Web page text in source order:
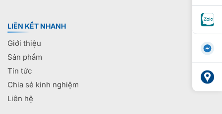
LIÊN KẾT NHANH
Giới thiệu
Sản phẩm
Tin tức
Chia sẻ kinh nghiệm
Liên hệ